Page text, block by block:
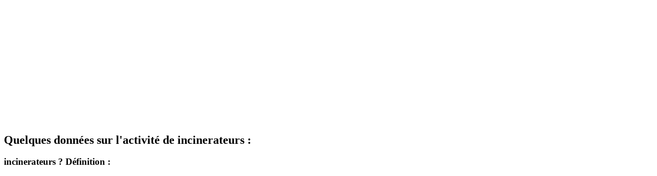
Quelques données sur l'activité de incinerateurs :
incinerateurs ? Définition :